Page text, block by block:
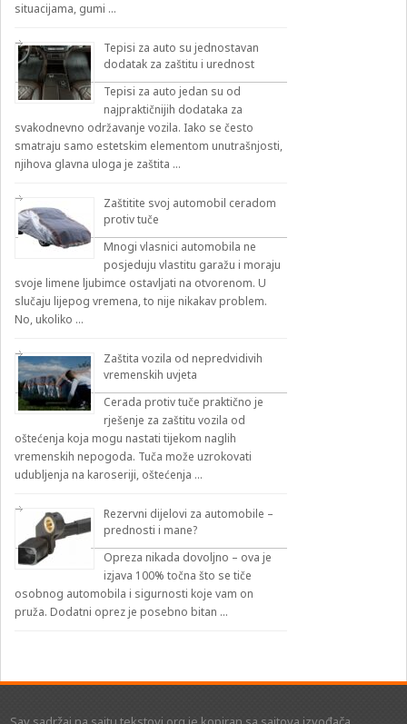
situacijama, gumi …
Tepisi za auto su jednostavan
dodatak za zaštitu i urednost
Tepisi za auto jedan su od
najpraktičnijih dodataka za
svakodnevno održavanje vozila. Iako se često
smatraju samo estetskim elementom unutrašnjosti,
njihova glavna uloga je zaštita …
Zaštitite svoj automobil ceradom
protiv tuče
Mnogi vlasnici automobila ne
posjeduju vlastitu garažu i moraju
svoje limene ljubimce ostavljati na otvorenom. U
slučaju lijepog vremena, to nije nikakav problem.
No, ukoliko …
Zaštita vozila od nepredvidivih
vremenskih uvjeta
Cerada protiv tuče praktično je
rješenje za zaštitu vozila od
oštećenja koja mogu nastati tijekom naglih
vremenskih nepogoda. Tuča može uzrokovati
udubljenja na karoseriji, oštećenja …
Rezervni dijelovi za automobile –
prednosti i mane?
Opreza nikada dovoljno – ova je
izjava 100% točna što se tiče
osobnog automobila i sigurnosti koje vam on
pruža. Dodatni oprez je posebno bitan …